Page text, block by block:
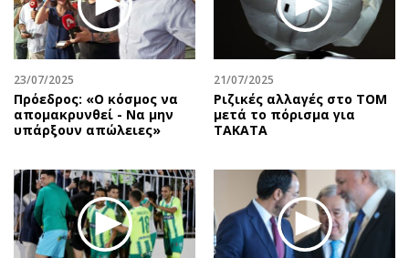
23/07/2025
Πρόεδρος: «Ο κόσμος να
απομακρυνθεί - Να μην
υπάρξουν απώλειες»
21/07/2025
Ριζικές αλλαγές στο ΤΟΜ
μετά το πόρισμα για
TAKATA